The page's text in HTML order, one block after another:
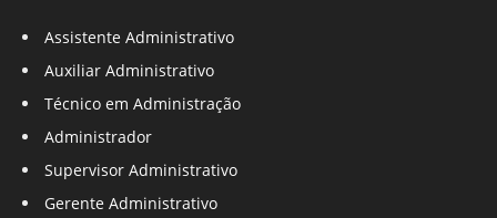
Assistente Administrativo
Auxiliar Administrativo
Técnico em Administração
Administrador
Supervisor Administrativo
Gerente Administrativo